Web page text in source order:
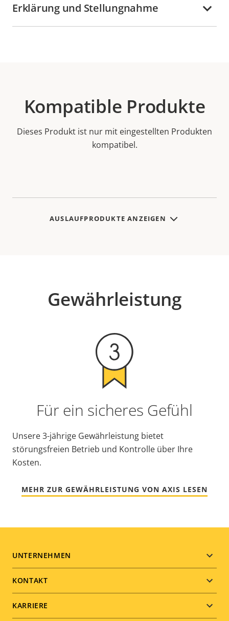
Erklärung und Stellungnahme
Kompatible Produkte
Dieses Produkt ist nur mit eingestellten Produkten
kompatibel.
AUSLAUFPRODUKTE ANZEIGEN
Gewährleistung
Für ein sicheres Gefühl
Unsere 3-jährige Gewährleistung bietet
störungsfreien Betrieb und Kontrolle über Ihre
Kosten.
MEHR ZUR GEWÄHRLEISTUNG VON AXIS LESEN
Footer
menu
UNTERNEHMEN
KONTAKT
KARRIERE